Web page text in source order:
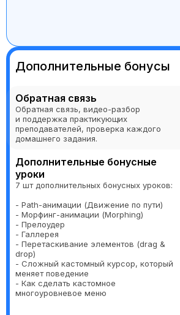
Дополнительные бонусы
Обратная связь
Обратная связь, видео-разбор
и поддержка практикующих
преподавателей, проверка каждого
домашнего задания.
Дополнительные бонусные
уроки
7 шт дополнительных бонусных уроков:
- Path-анимации (Движение по пути)
- Морфинг-анимации (Morphing)
- Прелоудер
- Галлерея
- Перетаскивание элементов (drag &
drop)
- Сложный кастомный курсор, который
меняет поведение
- Как сделать кастомное
многоуровневое меню